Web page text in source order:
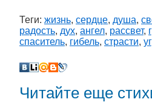
Теги: жизнь, сердце, душа,
радость, дух, ангел, рассвет,
спаситель, гибель, страсти,
Читайте еще